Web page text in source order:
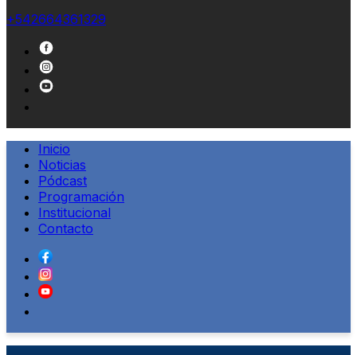
+542664361329
Inicio
Noticias
Pódcast
Programación
Institucional
Contacto